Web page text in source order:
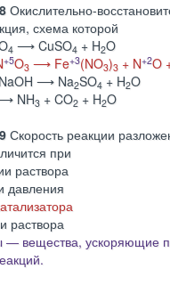
Окислительно-
схема которой
4 ⟶ CuSO4 + H2O
+5O3 ⟶ Fe+3(NO3)3 + N+2O
⟶ Na2SO4 + H2O
NH3 + CO2 + H2O
Скорость реакции
при
раствора
давления
раствора
― вещества, ускоряющие